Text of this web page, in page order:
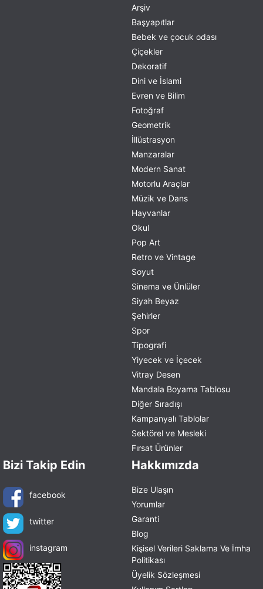
Arşiv
Başyapıtlar
Bebek ve çocuk odası
Çiçekler
Dekoratif
Dini ve İslami
Evren ve Bilim
Fotoğraf
Geometrik
İllüstrasyon
Manzaralar
Modern Sanat
Motorlu Araçlar
Müzik ve Dans
Hayvanlar
Okul
Pop Art
Retro ve Vintage
Soyut
Sinema ve Ünlüler
Siyah Beyaz
Şehirler
Spor
Tipografi
Yiyecek ve İçecek
Vitray Desen
Mandala Boyama Tablosu
Diğer Sıradışı
Kampanyalı Tablolar
Sektörel ve Mesleki
Fırsat Ürünler
Bizi Takip Edin
facebook
twitter
instagram
Hakkımızda
Bize Ulaşın
Yorumlar
Garanti
Blog
Kişisel Verileri Saklama Ve İmha
Politikası
Üyelik Sözleşmesi